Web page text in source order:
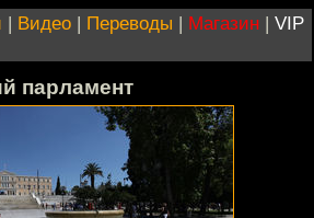
| Видео | Переводы | Магазин | VIP
парламент